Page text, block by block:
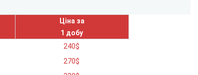
Ціна за
1 добу
240$
270$